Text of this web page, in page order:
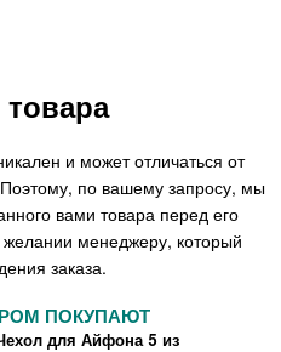
и может отличаться от
по вашему запросу, мы
вами товара перед его
менеджеру, который
заказа.
ПОКУПАЮТ
для Айфона 5 из